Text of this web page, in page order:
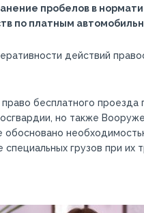
пробелов в
по платным
действий
бесплатного
но также
грузов при их